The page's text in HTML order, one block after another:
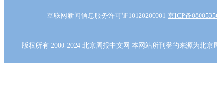
互联网新闻信息服务许可证10120200001 京ICP备
版权所有 2000-2024 北京周报中文网 本网站所刊登的来源为北